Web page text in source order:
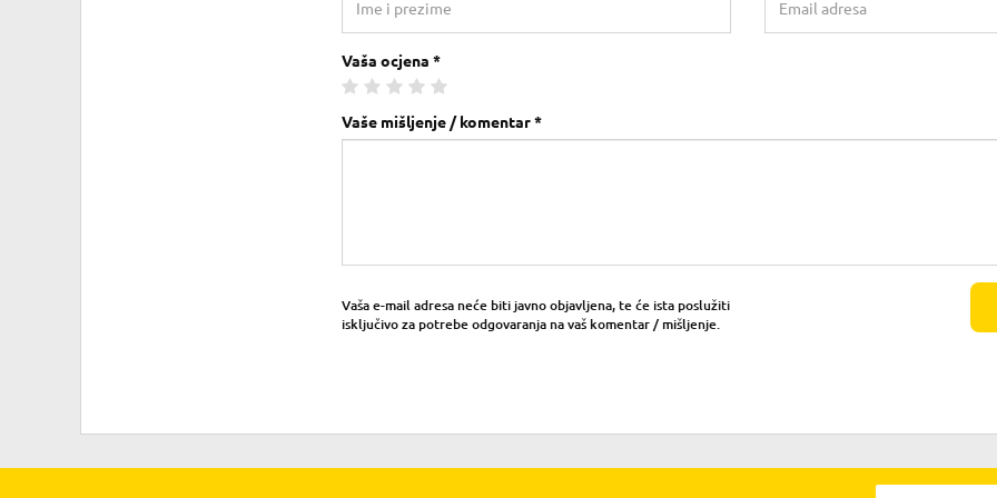
Vaša ocjena *
Vaše mišljenje / komentar *
Vaša e-mail adresa neće biti javno objavljena, te će ista poslužiti
isključivo za potrebe odgovaranja na vaš komentar / mišljenje.